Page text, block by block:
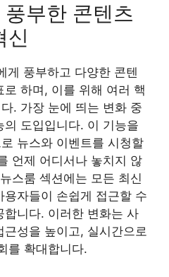
부한 콘텐츠
신
게 풍부하고 다양한 콘텐
하며, 이를 위해 여러 핵
. 가장 눈에 띄는 변화 중
도입입니다. 이 기능을
뉴스와 이벤트를 시청할
언제 어디서나 놓치지 않
스룸 섹션에는 모든 최신
자들이 손쉽게 접근할 수
합니다. 이러한 변화는 사
성을 높이고, 실시간으로
를 확대합니다.